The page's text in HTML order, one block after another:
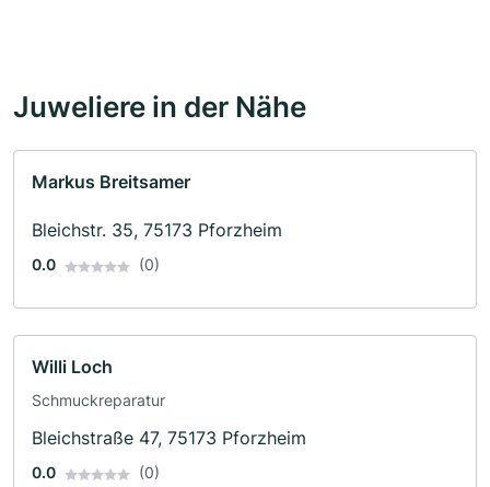
Juweliere in der Nähe
Markus Breitsamer
Bleichstr. 35, 75173 Pforzheim
0.0 (0)
Willi Loch
Schmuckreparatur
Bleichstraße 47, 75173 Pforzheim
0.0 (0)